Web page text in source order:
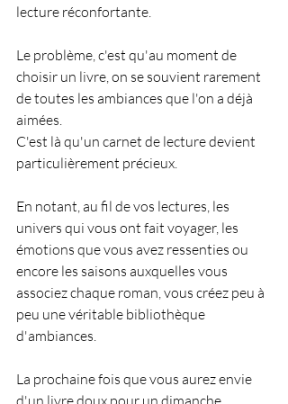
lecture réconfortante.
Le problème, c'est qu'au moment de
choisir un livre, on se souvient rarement
de toutes les ambiances que l'on a déjà
aimées.
C'est là qu'un carnet de lecture devient
particulièrement précieux.
En notant, au fil de vos lectures, les
univers qui vous ont fait voyager, les
émotions que vous avez ressenties ou
encore les saisons auxquelles vous
associez chaque roman, vous créez peu à
peu une véritable bibliothèque
d'ambiances.
La prochaine fois que vous aurez envie
d'un livre doux pour un dimanche